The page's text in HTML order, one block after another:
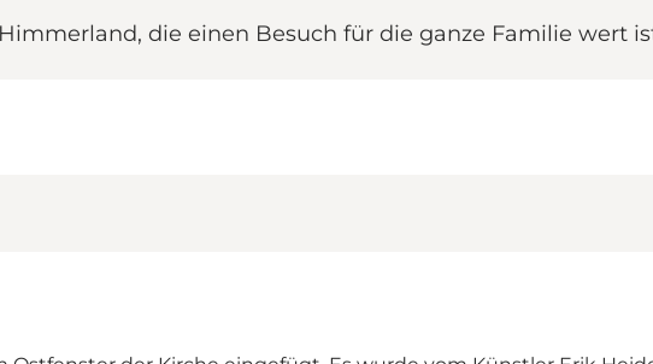
die einen Besuch für die ganze Familie wert